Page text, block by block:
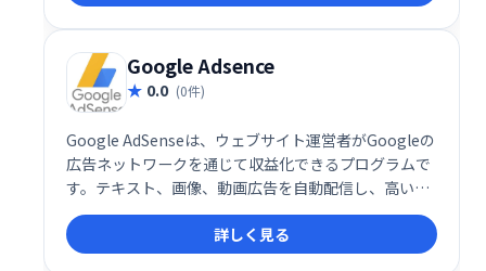
Google Adsence
0.0 (0件)
Google AdSenseは、ウェブサイト運営者がGoogleの
広告ネットワークを通じて収益化できるプログラムで
す。テキスト、画像、動画広告を自動配信し、高いク
リック単価とクリック率を実現します。サイトのコン
テンツとユーザーに最適化された広告表示で、効率的
な収益化をサポートします。
詳しく見る